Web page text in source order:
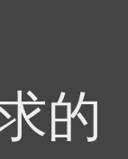
的